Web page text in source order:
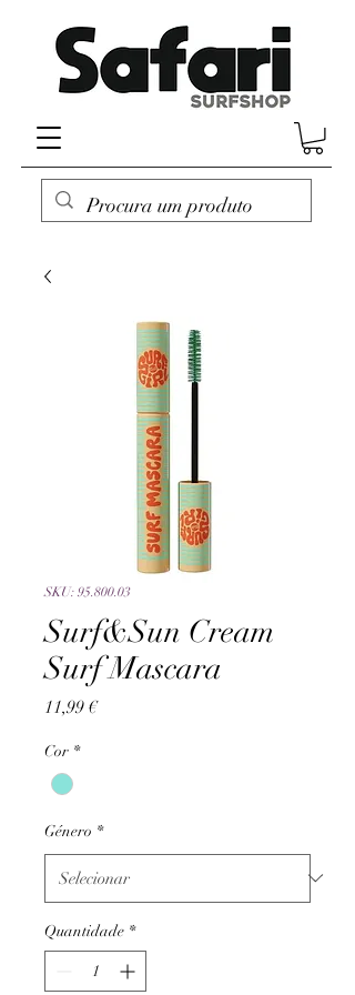
SKU: 95.800.03
Surf&Sun Cream
Surf Mascara
11,99 €Preço
Cor *
Género *
Quantidade *